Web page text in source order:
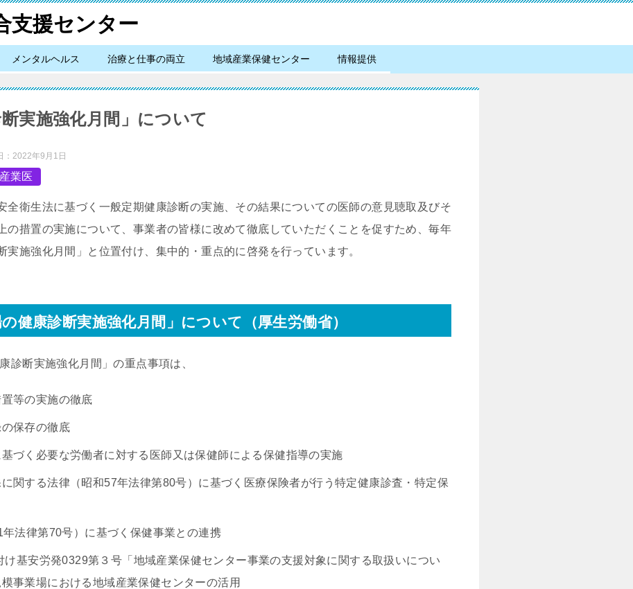
メンタルヘルス 治療と仕事の両立 地域産業保健センター 情報提供
断実施強化月間」について
： 2022年9月1日
産業医
全衛生法に基づく一般定期健康診断の実施、その結果についての医師の意見聴取及びそ
の措置の実施について、事業者の皆様に改めて徹底していただくことを促すため、毎年
実施強化月間」と位置付け、集中的・重点的に啓発を行っています。
健康診断実施強化月間」について（厚生労働省）
診断実施強化月間」の重点事項は、
等の実施の徹底
保存の徹底
づく必要な労働者に対する医師又は保健師による保健指導の実施
関する法律（昭和57年法律第80号）に基づく医療保険者が行う特定健康診査・特定保
法律第70号）に基づく保健事業との連携
け基安労発0329第３号「地域産業保健センター事業の支援対象に関する取扱いについ
事業場における地域産業保健センターの活用